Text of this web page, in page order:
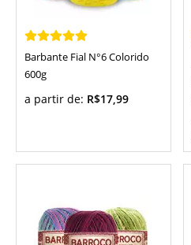
Barbante Fial N°6 Colorido
600g
a partir de: R$17,99